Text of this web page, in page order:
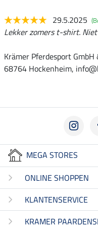
29.5.2025
Lekker zomers t-shirt.
Krämer Pferdesport
68764 Hockenheim,
MEGA STORES
ONLINE SHOPPEN
KLANTENSERVICE
KRAMER